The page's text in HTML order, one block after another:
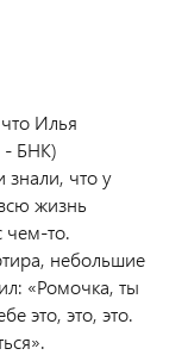
Илья
- БНК)
знали, что у
жизнь
чем-то.
небольшие
«Ромочка, ты
это, это, это.